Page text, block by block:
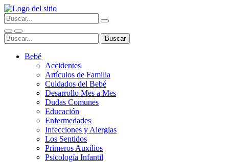
Bebé
Accidentes
Artículos de Familia
Cuidados del Bebé
Desarrollo Mes a Mes
Dudas Comunes
Educación
Enfermedades
Infecciones y Alergias
Los Sentidos
Primeros Auxilios
Psicología Infantil